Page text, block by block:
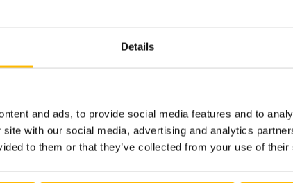
Details
and ads, to provide social media features and to
with our social media, advertising and analytics
to them or that they’ve collected from your use of
Nedladdningar